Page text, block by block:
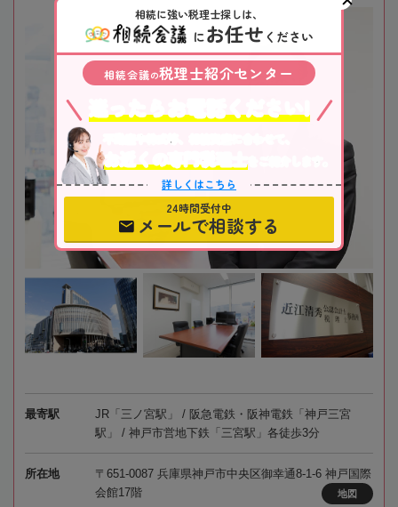
最寄駅
JR「三ノ宮駅」 / 阪急電鉄・阪神電鉄「神戸三宮
駅」 / 神戸市営地下鉄「三宮駅」各徒歩3分
所在地
〒651-0087 兵庫県神戸市中央区御幸通8-1-6 神戸国際
会館17階
地図
相続に強い税理士探しは、
にお任せ ください
相続会議の税理士紹介センター
不動産や株式等、相続資産に合わせて、
お近くの専門税理士
をご紹介します。
詳しくはこちら
24時間受付中
メールで相談する